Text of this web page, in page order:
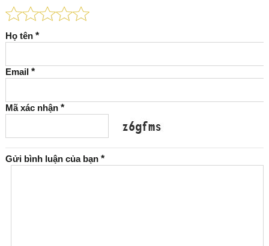
Họ tên *
Email *
Mã xác nhận *
Gửi bình luận của bạn *